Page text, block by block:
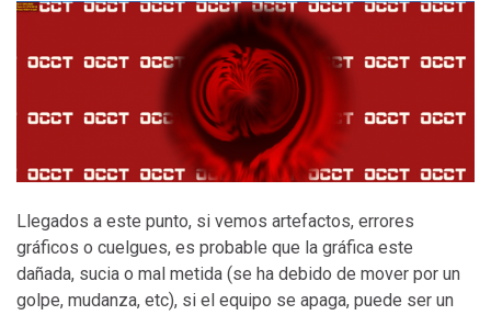
Llegados a este punto, si vemos artefactos, errores
gráficos o cuelgues, es probable que la gráfica este
dañada, sucia o mal metida (se ha debido de mover por un
golpe, mudanza, etc), si el equipo se apaga, puede ser un